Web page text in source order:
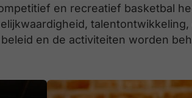
en recreatief basketbal
en de activiteiten worden